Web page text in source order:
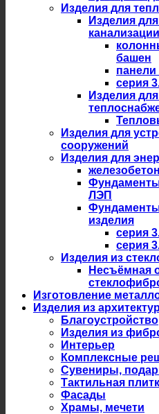
Изделия для
Изделия
канализации
башен
панели
серия
Изделия
Изделия для
сооружений
Изделия для
ЛЭП
изделия
серия
серия
Изделия из
Несъёмная
Изготовление
Изделия из
Благоустройство
Изделия из
Интерьер
Комплексные
Сувениры,
Тактильная
Фасады
Храмы, мечети